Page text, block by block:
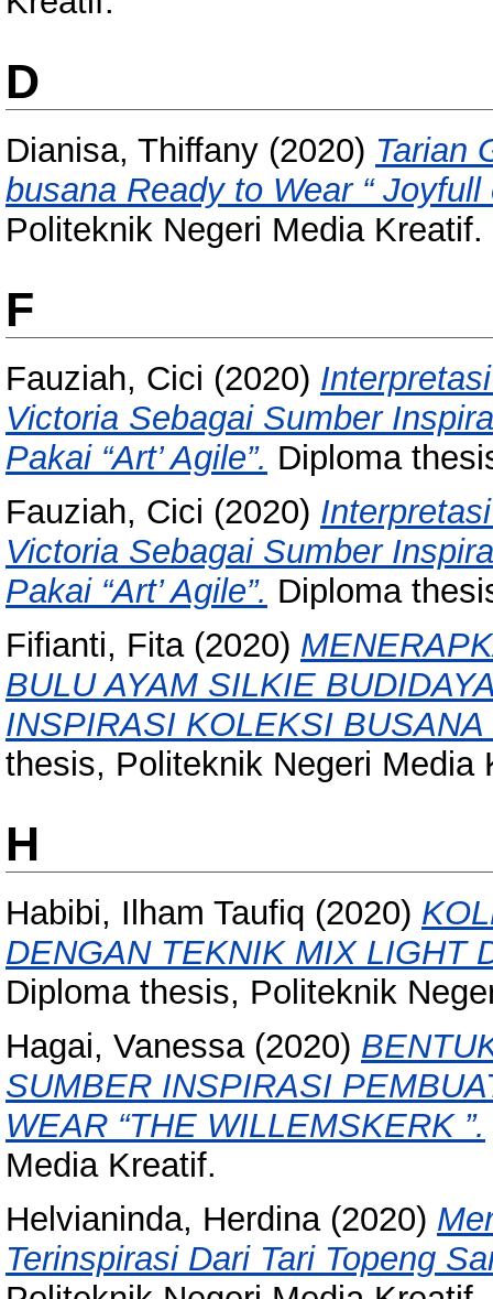
D
Dianisa, Thiffany (2020) Tarian
busana Ready to Wear “ Joyfull
Politeknik Negeri Media Kreatif.
F
Fauziah, Cici (2020)
Victoria Sebagai Sumber
Pakai “Art’ Agile”. Diploma
Fauziah, Cici (2020)
Victoria Sebagai Sumber
Pakai “Art’ Agile”. Diploma
Fifianti, Fita(2020)
BULU AYAM SILKIE
INSPIRASI KOLEKSI BUSANA
thesis, Politeknik Negeri Media
H
Habibi, Ilham Taufiq (2020)
DENGAN TEKNIK MIX LIGHT
Diploma thesis, Politeknik
Hagai, Vanessa(2020)
SUMBER INSPIRASI
WEAR “THE WILLEMSKERK ”.
Media Kreatif.
Helvianinda, Herdina(2020)
Terinspirasi Dari Tari Topeng